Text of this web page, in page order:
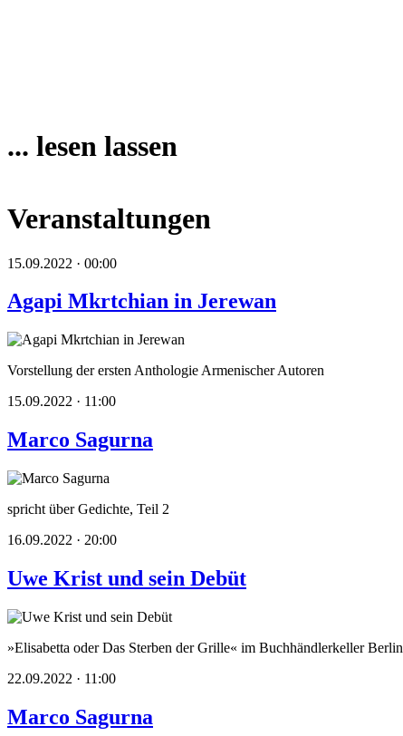
... lesen lassen
Veranstaltungen
15.09.2022 · 00:00
Agapi Mkrtchian in Jerewan
Vorstellung der ersten Anthologie Armenischer Autoren
15.09.2022 · 11:00
Marco Sagurna
spricht über Gedichte, Teil 2
16.09.2022 · 20:00
Uwe Krist und sein Debüt
»Elisabetta oder Das Sterben der Grille« im Buchhändlerkeller Berlin
22.09.2022 · 11:00
Marco Sagurna